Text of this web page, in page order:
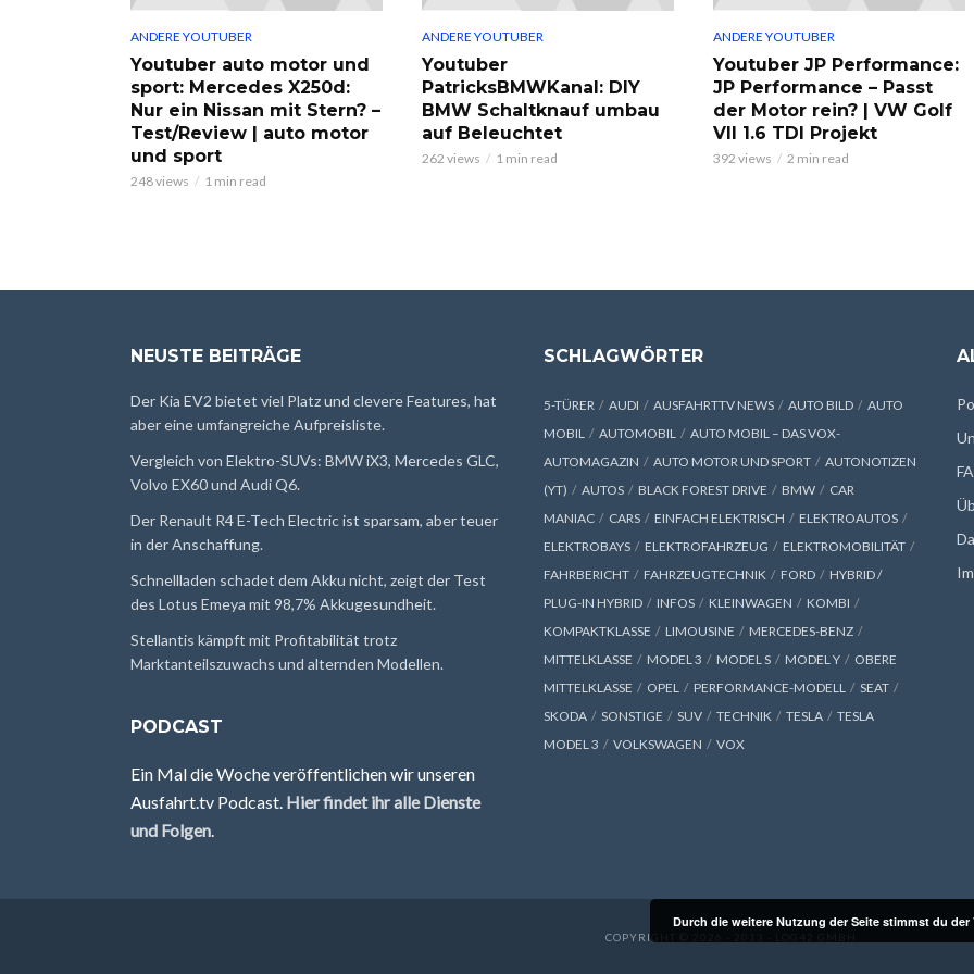
ANDERE YOUTUBER
Youtuber auto motor und
sport: Mercedes X250d:
Nur ein Nissan mit Stern? –
Test/Review | auto motor
und sport
248 views 1 min read
ANDERE YOUTUBER
Youtuber
PatricksBMWKanal: DIY
BMW Schaltknauf umbau
auf Beleuchtet
262 views 1 min read
ANDERE YOUTUBER
Youtuber JP Performance:
JP Performance – Passt
der Motor rein? | VW Golf
VII 1.6 TDI Projekt
392 views 2 min read
NEUSTE BEITRÄGE
Der Kia EV2 bietet viel Platz und clevere Features, hat
aber eine umfangreiche Aufpreisliste.
Vergleich von Elektro-SUVs: BMW iX3, Mercedes GLC,
Volvo EX60 und Audi Q6.
Der Renault R4 E-Tech Electric ist sparsam, aber teuer
in der Anschaffung.
Schnellladen schadet dem Akku nicht, zeigt der Test
des Lotus Emeya mit 98,7% Akkugesundheit.
Stellantis kämpft mit Profitabilität trotz
Marktanteilszuwachs und alternden Modellen.
PODCAST
Ein Mal die Woche veröffentlichen wir unseren
Ausfahrt.tv Podcast. Hier findet ihr alle Dienste
und Folgen
SCHLAGWÖRTER
5-TÜRER AUDI AUSFAHRTTV NEWS AUTO BILD
AUTO
MOBIL
AUTOMOBIL
AUTO MOBIL – DAS VOX-
AUTOMAGAZIN
AUTO MOTOR UND SPORT
AUTONOTIZEN
(YT)
AUTOS BLACK FOREST DRIVE BMW
CAR
MANIAC
CARS EINFACH ELEKTRISCH
ELEKTROAUTOS
ELEKTROBAYS
ELEKTROFAHRZEUG
ELEKTROMOBILITÄT
FAHRBERICHT
FAHRZEUGTECHNIK FORD
HYBRID /
PLUG-IN HYBRID
INFOS KLEINWAGEN
KOMBI
KOMPAKTKLASSE
LIMOUSINE
MERCEDES-BENZ
MITTELKLASSE
MODEL 3 MODEL S MODEL Y
OBERE
MITTELKLASSE
OPEL PERFORMANCE-MODELL
SEAT
SKODA
SONSTIGE SUV TECHNIK TESLA
TESLA
MODEL 3
VOLKSWAGEN VOX
COPYRIGHT © 2026 - 2013 - LOG42 GMBH
Durch die weitere Nutzung der Seite stimmst du